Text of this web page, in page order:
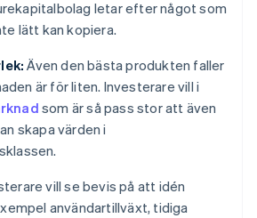
letar efter något som
lätt kan kopiera.
Även den bästa produkten faller
är för liten. Investerare vill i
som är så pass stor att även
skapa värden i
vill se bevis på att idén
användartillväxt, tidiga